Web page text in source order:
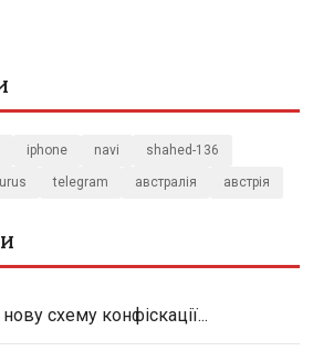
iphone navi shahed-136
telegram австралія австрія
схему конфіскації...